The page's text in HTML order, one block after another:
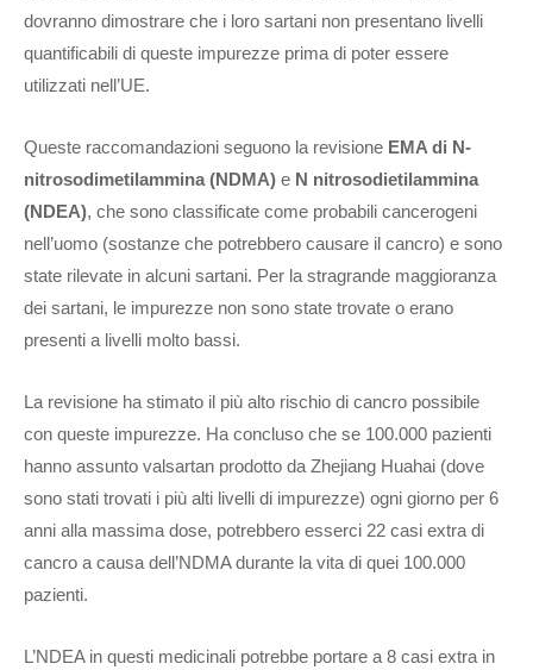
dovranno dimostrare che i loro sartani non presentano livelli
quantificabili di queste impurezze prima di poter essere
utilizzati nell’UE.
Queste raccomandazioni seguono la revisione EMA di N-
nitrosodimetilammina (NDMA) e N nitrosodietilammina
(NDEA), che sono classificate come probabili cancerogeni
nell’uomo (sostanze che potrebbero causare il cancro) e sono
state rilevate in alcuni sartani. Per la stragrande maggioranza
dei sartani, le impurezze non sono state trovate o erano
presenti a livelli molto bassi.
La revisione ha stimato il più alto rischio di cancro possibile
con queste impurezze. Ha concluso che se 100.000 pazienti
hanno assunto valsartan prodotto da Zhejiang Huahai (dove
sono stati trovati i più alti livelli di impurezze) ogni giorno per 6
anni alla massima dose, potrebbero esserci 22 casi extra di
cancro a causa dell’NDMA durante la vita di quei 100.000
pazienti.
L’NDEA in questi medicinali potrebbe portare a 8 casi extra in